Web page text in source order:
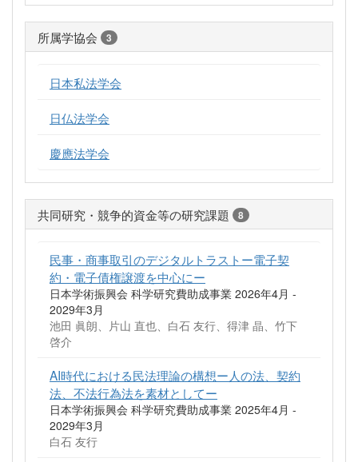
所属学協会 3
日本私法学会
日仏法学会
慶應法学会
共同研究・競争的資金等の研究課題 8
民事・商事取引のデジタルトラストー電子契
約・電子債権譲渡を中心にー
日本学術振興会 科学研究費助成事業 2026年4月 -
2029年3月
池田 眞朗、片山 直也、白石 友行、得津 晶、竹下
啓介
AI時代における民法理論の構想ー人の法、契約
法、不法行為法を素材としてー
日本学術振興会 科学研究費助成事業 2025年4月 -
2029年3月
白石 友行